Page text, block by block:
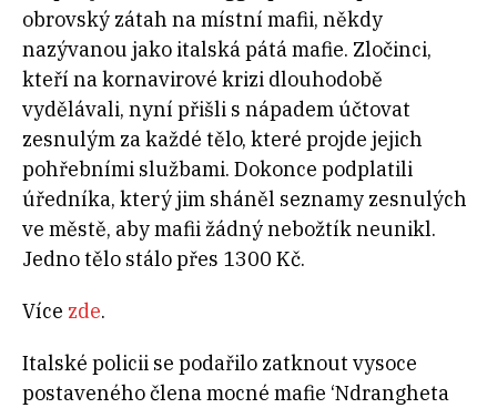
obrovský zátah na místní mafii, někdy
nazývanou jako italská pátá mafie. Zločinci,
kteří na kornavirové krizi dlouhodobě
vydělávali, nyní přišli s nápadem účtovat
zesnulým za každé tělo, které projde jejich
pohřebními službami. Dokonce podplatili
úředníka, který jim sháněl seznamy zesnulých
ve městě, aby mafii žádný nebožtík neunikl.
Jedno tělo stálo přes 1300 Kč.
Více zde.
Italské policii se podařilo zatknout vysoce
postaveného člena mocné mafie ‘Ndrangheta